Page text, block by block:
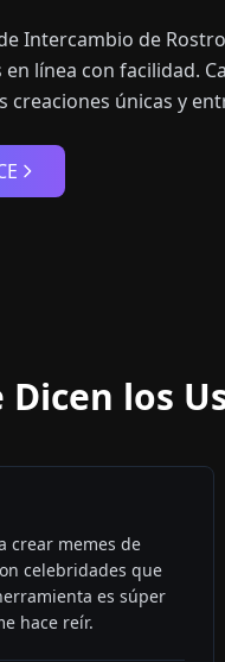
Intercambio de
línea con facilidad.
creaciones únicas y
Dicen los
crear memes de
celebridades que
es súper
hace reír.